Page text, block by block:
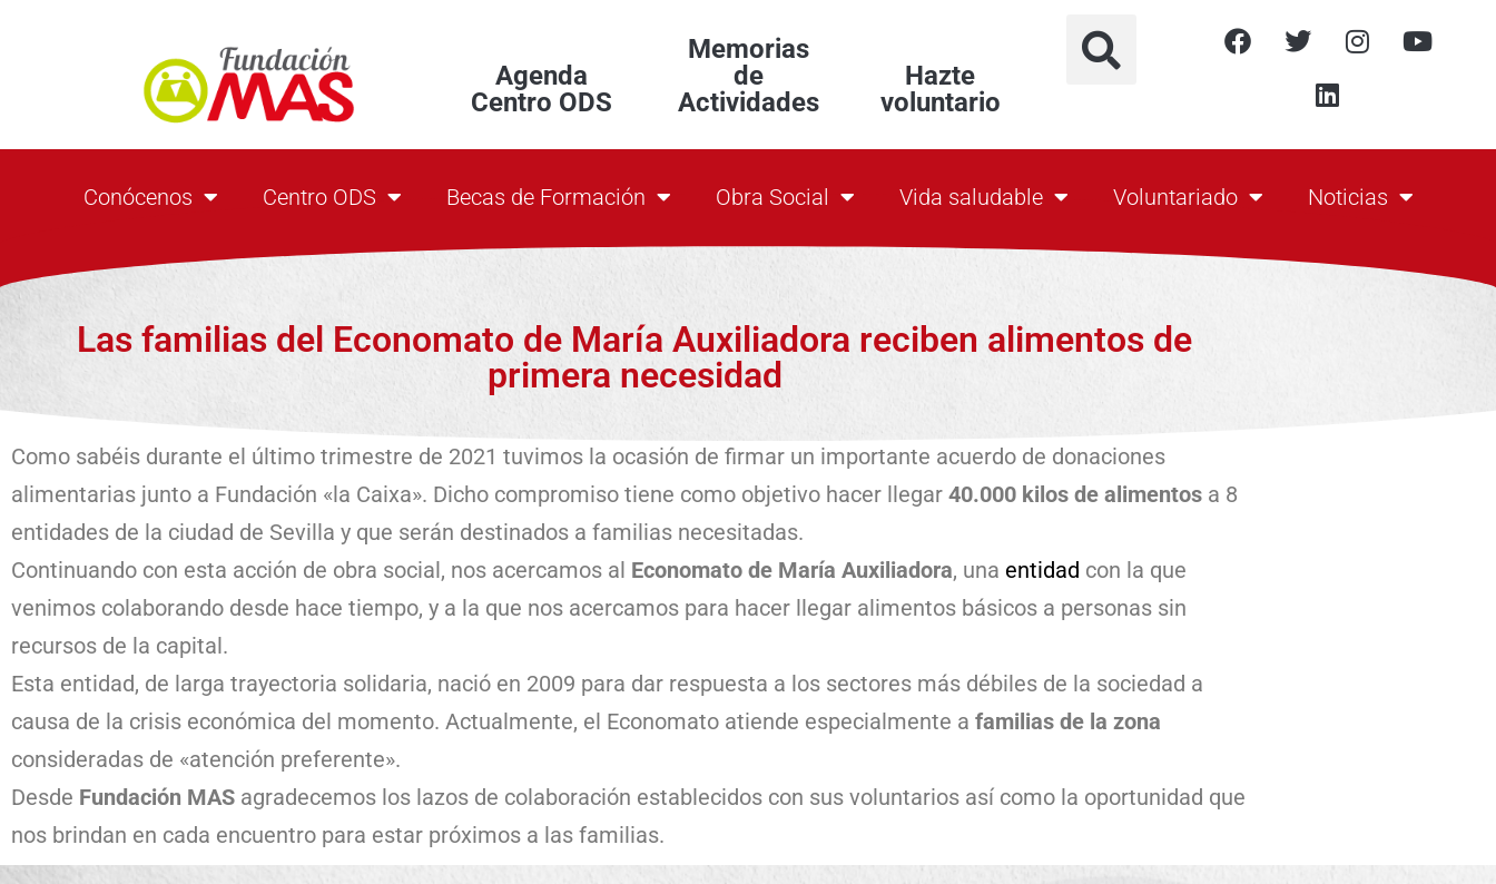
Agenda
Centro ODS
Memorias
de
Actividades
Hazte
voluntario
Conócenos Centro ODS Becas de Formación Obra Social Vida saludable Voluntariado Noticias
Las familias del Economato de María Auxiliadora reciben alimentos de
primera necesidad
Como sabéis durante el último trimestre de 2021 tuvimos la ocasión de firmar un importante acuerdo de donaciones
alimentarias junto a Fundación «la Caixa». Dicho compromiso tiene como objetivo hacer llegar 40.000 kilos de alimentos a 8
entidades de la ciudad de Sevilla y que serán destinados a familias necesitadas.
Continuando con esta acción de obra social, nos acercamos al Economato de María Auxiliadora, una entidad con la que
venimos colaborando desde hace tiempo, y a la que nos acercamos para hacer llegar alimentos básicos a personas sin
recursos de la capital.
Esta entidad, de larga trayectoria solidaria, nació en 2009 para dar respuesta a los sectores más débiles de la sociedad a
causa de la crisis económica del momento. Actualmente, el Economato atiende especialmente a familias de la zona
consideradas de «atención preferente».
Desde Fundación MAS agradecemos los lazos de colaboración establecidos con sus voluntarios así como la oportunidad que
nos brindan en cada encuentro para estar próximos a las familias.